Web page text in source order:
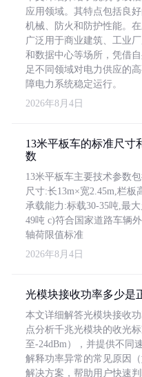
应用领域。其特点包括良好
机械、防火和防护性能。在
广泛用于商业建筑、工业
和数据中心等场所，凭借
足不同领域对电力供应的
障电力系统稳定运行。
2026年8月4日
13米平板车的标准尺寸
数
13米平板车主要技术参数
尺寸:长13m×宽2.45m,栏板
承载能力:标载30-35吨,最
49吨 c)符合国家道路车辆
轴荷限值标准
2026年8月4日
光模块接收功率多少是
本文详细解答光模块接收
点分析千兆光模块的收光
至-24dBm），并提供不同
解释功率异常的常见原因
解决方案，帮助用户快速判